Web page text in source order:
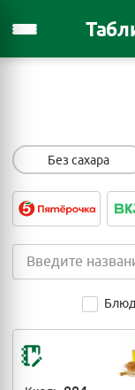
Без сахара